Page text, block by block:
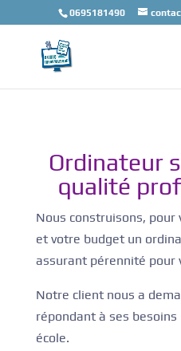
0695181490
Ordinateur
qualité
Nous construisons, pour
et votre budget un
assurant pérennité pour
Notre client nous a
répondant à ses
école.